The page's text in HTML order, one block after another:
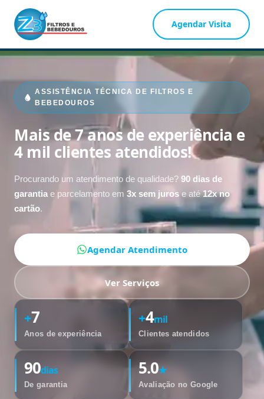
Agendar Visita
ASSISTÊNCIA TÉCNICA DE FILTROS E
BEBEDOUROS
Mais de 7 anos de experiência e
4 mil clientes atendidos!
Procurando um atendimento de qualidade? 90 dias de
garantia e parcelamento em 3x sem juros e até12x no
cartão.
Agendar Atendimento
Ver Serviços
+7
Anos de experiência
+4mil
Clientes atendidos
90dias
De garantia
5.0★
Avaliação no Google